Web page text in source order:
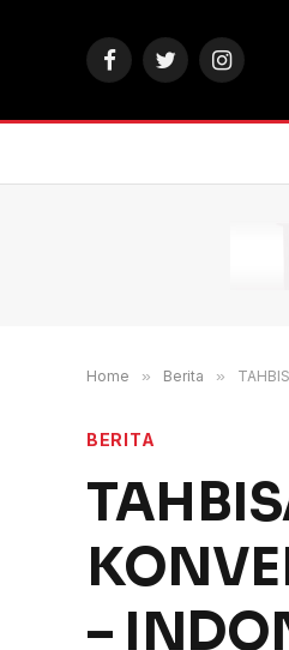
FacebookTwitterInstagram
Home » Berita »
BERITA
–